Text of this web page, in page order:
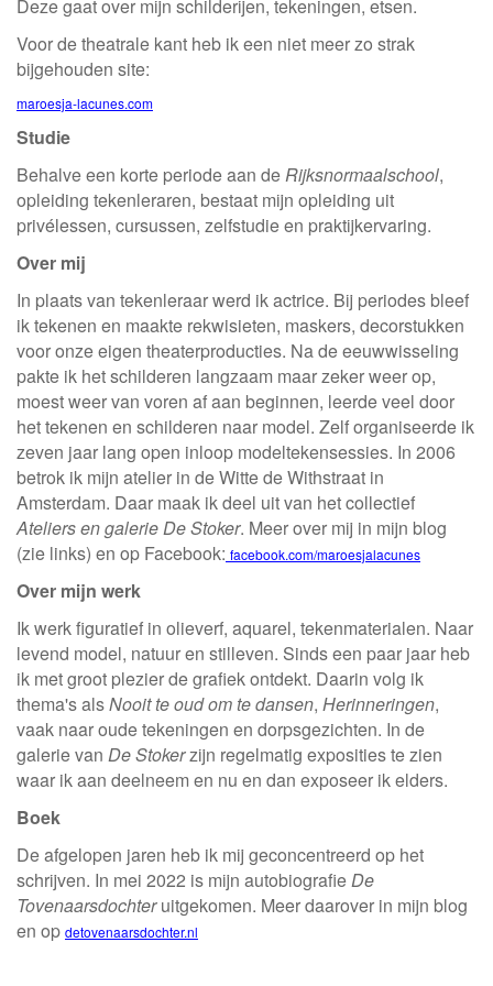
Deze gaat over mijn schilderijen, tekeningen, etsen.
Voor de theatrale kant heb ik een niet meer zo strak
bijgehouden site:
maroesja-lacunes.com
Studie
Behalve een korte periode aan deRijksnormaalschool,
opleiding tekenleraren, bestaat mijn opleiding uit
privélessen, cursussen, zelfstudie en praktijkervaring.
Over mij
In plaats van tekenleraar werd ik actrice. Bij periodes bleef
ik tekenen en maakte rekwisieten, maskers, decorstukken
voor onze eigen theaterproducties. Na de eeuwwisseling
pakte ik het schilderen langzaam maar zeker weer op,
moest weer van voren af aan beginnen, leerde veel door
het tekenen en schilderen naar model. Zelf organiseerde ik
zeven jaar lang open inloop modeltekensessies. In 2006
betrok ik mijn atelier in de Witte de Withstraat in
Amsterdam. Daar maak ik deel uit van het collectief
Ateliers en galerie De Stoker. Meer over mij in mijn blog
(zie links) en op Facebook: facebook.com/maroesjalacunes
Over mijn werk
Ik werk figuratief in olieverf, aquarel, tekenmaterialen. Naar
levend model, natuur en stilleven. Sinds een paar jaar heb
ik met groot plezier de grafiek ontdekt. Daarin volg ik
thema's alsNooit te oud om te dansen, Herinneringen,
vaak naar oude tekeningen en dorpsgezichten. In de
galerie van De Stokerzijn regelmatig exposities te zien
waar ik aan deelneem en nu en dan exposeer ik elders.
Boek
De afgelopen jaren heb ik mij geconcentreerd op het
schrijven. In mei 2022 is mijn autobiografieDe
Tovenaarsdochteruitgekomen. Meer daarover in mijn blog
en op detovenaarsdochter.nl